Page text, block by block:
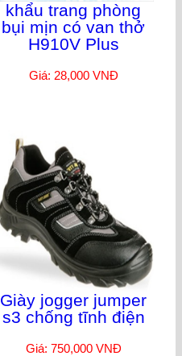
khẩu trang phòng
bụi mịn có van thở
H910V Plus
Giá: 28,000 VNĐ
Giày jogger jumper
s3 chống tĩnh điện
Giá: 750,000 VNĐ